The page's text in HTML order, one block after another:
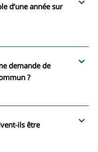
d’une année sur
demande de
?
ils être